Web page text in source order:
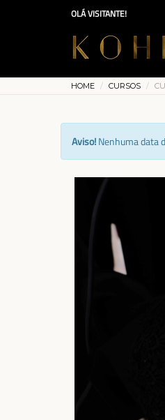
OLÁ VISITANTE!
HOME CURSOS
Aviso!Nenhuma data